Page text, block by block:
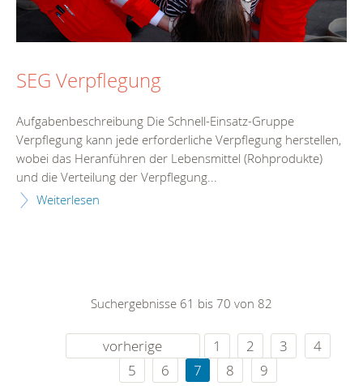
SEG Verpflegung
Aufgabenbeschreibung Die Schnell-Einsatz-Gruppe
Verpflegung kann jede erforderliche Verpflegung herstellen,
wobei das Heranführen der Lebensmittel (Rohprodukte)
und die Verteilung der Verpflegung...
Weiterlesen
Suchergebnisse 61 bis 70 von 82
vorherige 1 2 3
4
5
6 7 8
9